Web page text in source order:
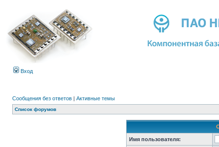
Вход
Сообщения без ответов | Активные темы
Список форумов
Имя пользователя: